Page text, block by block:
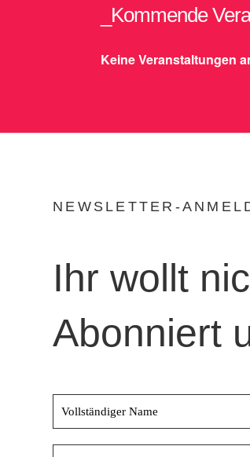
_Kommende
Keine Veranstaltungen
NEWSLETTER-
Ihr wollt
Abonniert